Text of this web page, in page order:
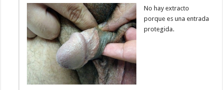
No hay extracto
porque es una entrada
protegida.